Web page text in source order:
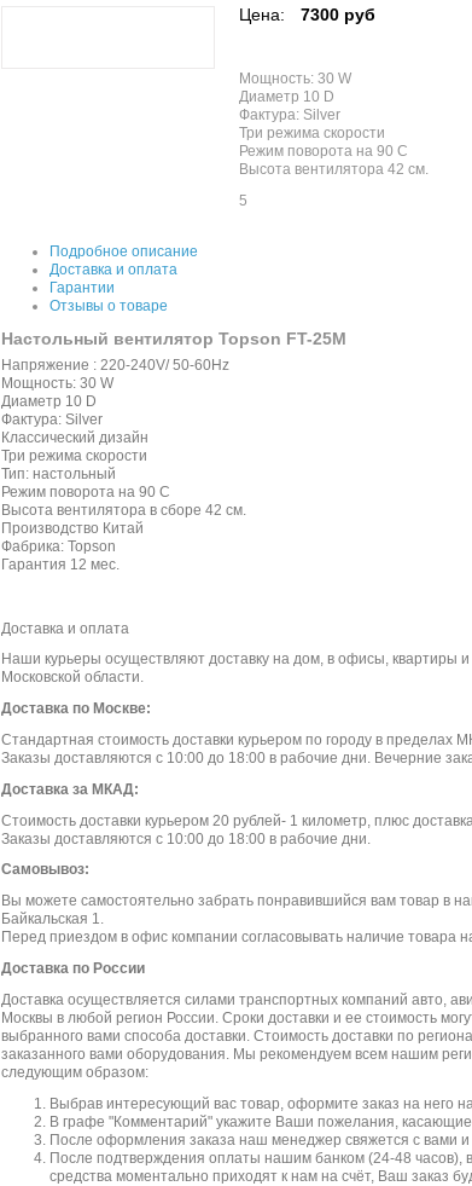
Цена: 7300 руб
Мощность: 30 W
Диаметр 10 D
Фактура: Silver
Три режима скорости
Режим поворота на 90 С
Высота вентилятора 42 см.
5
Подробное описание
Доставка и оплата
Гарантии
Отзывы о товаре
Настольный вентилятор Topson FT-25M
Напряжение : 220-240V/ 50-60Hz
Мощность: 30 W
Диаметр 10 D
Фактура: Silver
Классический дизайн
Три режима скорости
Тип: настольный
Режим поворота на 90 С
Высота вентилятора в сборе 42 см.
Производство Китай
Фабрика: Topson
Гарантия 12 мес.
Доставка и оплата
Наши курьеры осуществляют доставку на дом, в офисы, квартиры
Московской области.
Доставка по Москве:
Стандартная стоимость доставки курьером по городу в пределах
Заказы доставляются с 10:00 до 18:00 в рабочие дни. Вечерние
Доставка за МКАД:
Стоимость доставки курьером 20 рублей- 1 километр, плюс
Заказы доставляются с 10:00 до 18:00 в рабочие дни.
Самовывоз:
Вы можете самостоятельно забрать понравившийся вам товар в
Байкальская 1.
Перед приездом в офис компании согласовывать наличие товара
Доставка по России
Доставка осуществляется силами транспортных компаний авто,
Москвы в любой регион России. Сроки доставки и ее стоимость
выбранного вами способа доставки. Стоимость доставки по
заказанного вами оборудования. Мы рекомендуем всем нашим
следующим образом:
Выбрав интересующий вас товар, оформите заказ на него
В графе "Комментарий" укажите Ваши пожелания,
После оформления заказа наш менеджер свяжется с вами и
После подтверждения оплаты нашим банком (24-48 часов),
средства моментально приходят к нам на счёт, Ваш заказ